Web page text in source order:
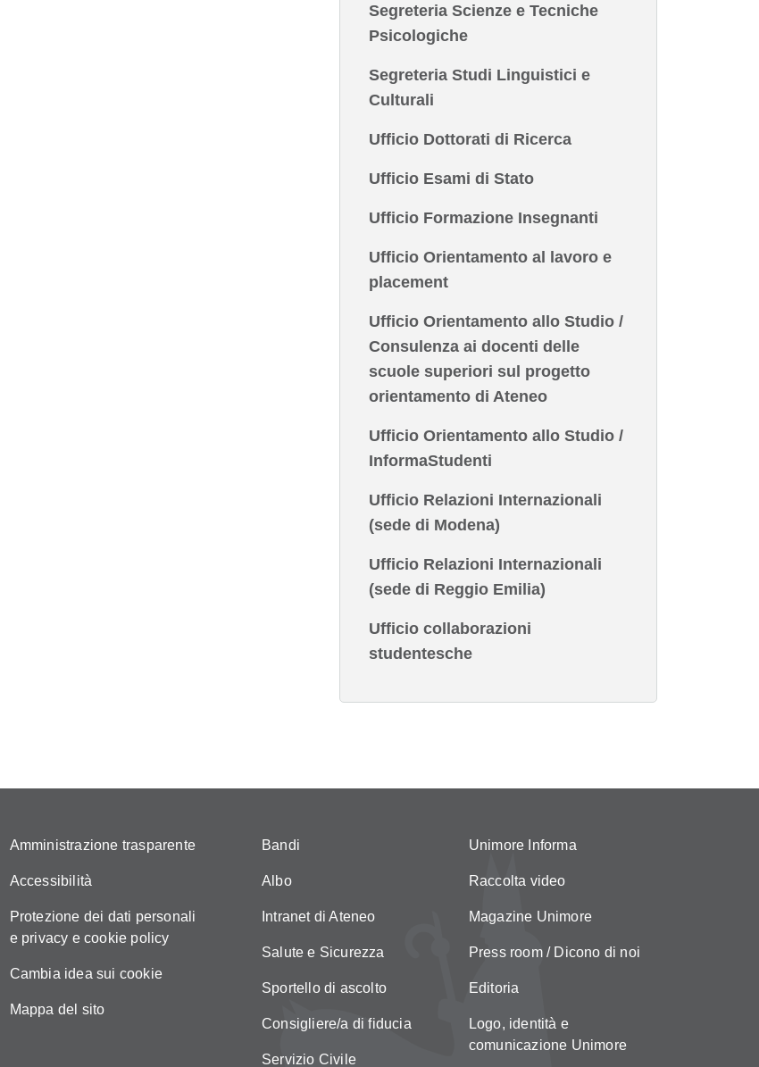
Segreteria Scienze e Tecniche
Psicologiche
Segreteria Studi Linguistici e
Culturali
Ufficio Dottorati di Ricerca
Ufficio Esami di Stato
Ufficio Formazione Insegnanti
Ufficio Orientamento al lavoro e
placement
Ufficio Orientamento allo Studio /
Consulenza ai docenti delle
scuole superiori sul progetto
orientamento di Ateneo
Ufficio Orientamento allo Studio /
InformaStudenti
Ufficio Relazioni Internazionali
(sede di Modena)
Ufficio Relazioni Internazionali
(sede di Reggio Emilia)
Ufficio collaborazioni
studentesche
Amministrazione trasparente
Accessibilità
Protezione dei dati personali
e privacy e cookie policy
Cambia idea sui cookie
Mappa del sito
Bandi
Albo
Intranet di Ateneo
Salute e Sicurezza
Sportello di ascolto
Consigliere/a di fiducia
Servizio Civile
Unimore Informa
Raccolta video
Magazine Unimore
Press room / Dicono di noi
Editoria
Logo, identità e
comunicazione Unimore